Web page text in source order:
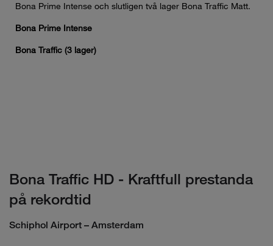
Bona Prime Intense och slutligen två lager Bona Traffic Matt.
Bona Prime Intense
Bona Traffic (3 lager)
Bona Traffic HD - Kraftfull prestanda
på rekordtid
Schiphol Airport – Amsterdam